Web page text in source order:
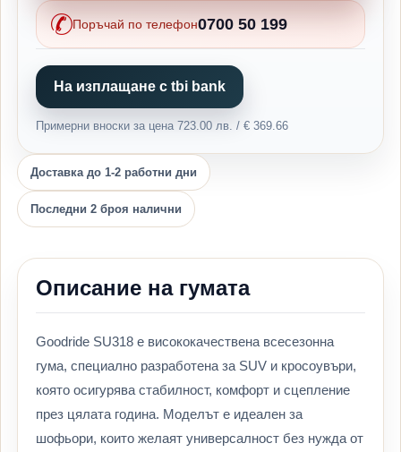
Поръчай по телефон0700 50 199
На изплащане с tbi bank
Примерни вноски за цена 723.00 лв. / € 369.66
Доставка до 1-2 работни дни
Последни 2 броя налични
Описание на гумата
Goodride SU318 е висококачествена всесезонна
гума, специално разработена за SUV и кросоувъри,
която осигурява стабилност, комфорт и сцепление
през цялата година. Моделът е идеален за
шофьори, които желаят универсалност без нужда от